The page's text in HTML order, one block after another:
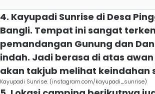
4. Kayupadi Sunrise di Desa
Bangli. Tempat ini sangat
pemandangan Gunung dan
indah. Jadi berasa di atas
akan takjub melihat keindahan
Kayupadi Sunrise. (instagram.com/kayupadi_sunrise)